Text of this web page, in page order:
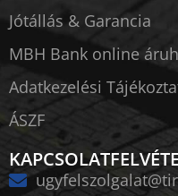
Jótállás & Garancia
MBH Bank online
Adatkezelési
ÁSZF